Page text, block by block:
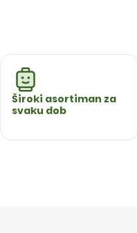
Široki asortiman za
svaku dob